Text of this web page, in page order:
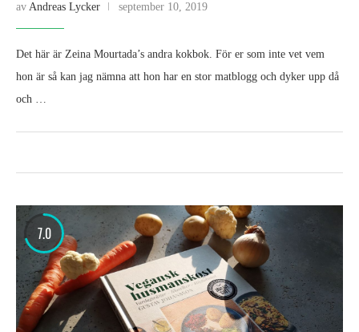
av Andreas Lycker september 10, 2019
Det här är Zeina Mourtada’s andra kokbok. För er som inte vet vem
hon är så kan jag nämna att hon har en stor matblogg och dyker upp då
och …
7.0